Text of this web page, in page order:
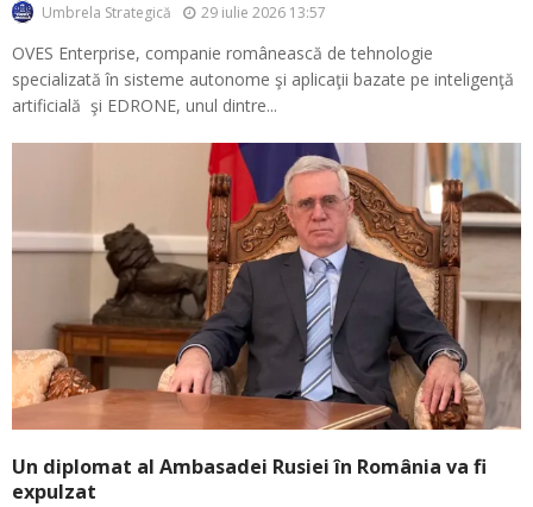
Umbrela Strategică 29 iulie 2026 13:57
OVES Enterprise, companie românească de tehnologie
specializată în sisteme autonome şi aplicaţii bazate pe inteligenţă
artificială şi EDRONE, unul dintre...
Un diplomat al Ambasadei Rusiei în România va fi
expulzat